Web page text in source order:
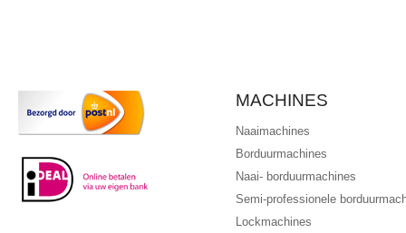
MACHINES
Naaimachines
Borduurmachines
Naai- borduurmachines
Semi-professionele
Lockmachines